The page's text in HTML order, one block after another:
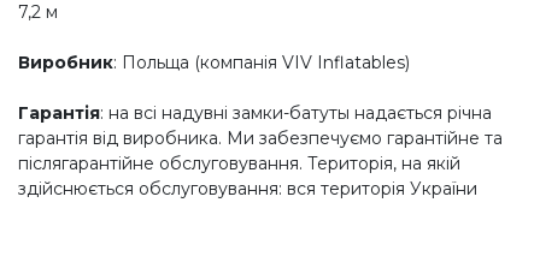
7,2 м
Виробник: Польща (компанія VIV Inflatables)
Гарантія: на всі надувні замки-батуты надається річна
гарантія від виробника. Ми забезпечуємо гарантійне та
післягарантійне обслуговування. Територія, на якій
здійснюється обслуговування: вся територія України